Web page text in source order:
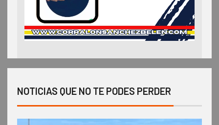
NOTICIAS QUE NO TE PODES PERDER